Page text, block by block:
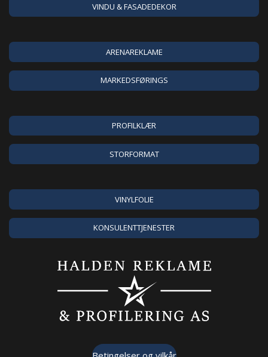
VINDU & FASADEDEKOR
ARENAREKLAME
MARKEDSFØRINGS
PROFILKLÆR
STORFORMAT
VINYLFOLIE
KONSULENTTJENESTER